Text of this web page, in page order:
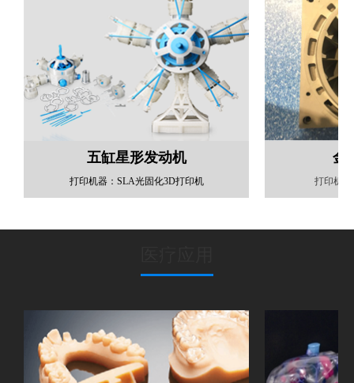
五缸星形发动机
打印机器： SLA光固化3D打印机
金
打印机